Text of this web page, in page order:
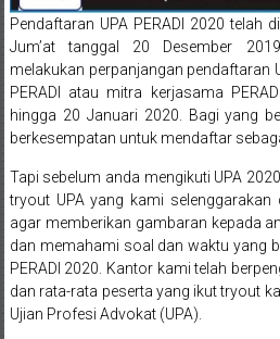
Ungaran,
Pontianak,
Bandung,
Kendari,
Riau,
Pekanbaru,
Bengkulu,
Mukomuko,
Pendaftaran UPA PERADI 2020 telah
Jum’at tanggal 20 Desember
melakukan perpanjangan pendaftaran
PERADI atau mitra kerjasama
hingga 20 Januari 2020. Bagi yang
berkesempatan untuk mendaftar
Tapi sebelum anda mengikuti UPA
tryout UPA yang kami
agar memberikan gambaran kepada
dan memahami soal dan waktu yang
PERADI 2020. Kantor kami telah
dan rata-rata peserta yang ikut tryout
Ujian Profesi Advokat (UPA).